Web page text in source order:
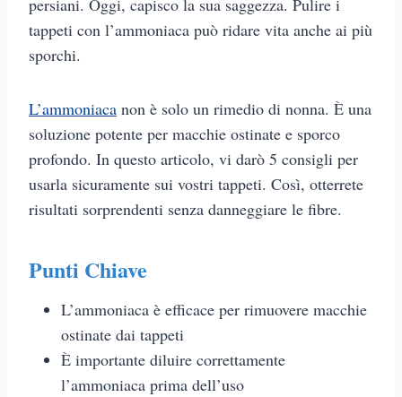
tappeti con l’ammoniaca può ridare vita anche ai più
sporchi.
L’ammoniaca non è solo un rimedio di nonna. È una
soluzione potente per macchie ostinate e sporco
profondo. In questo articolo, vi darò 5 consigli per
usarla sicuramente sui vostri tappeti. Così, otterrete
risultati sorprendenti senza danneggiare le fibre.
Punti Chiave
L’ammoniaca è efficace per rimuovere macchie
ostinate dai tappeti
È importante diluire correttamente
l’ammoniaca prima dell’uso